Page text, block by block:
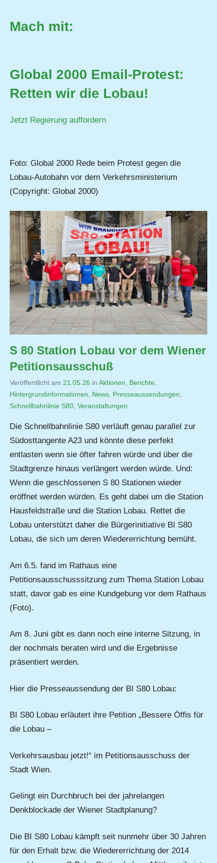
Mach mit:
Global 2000 Email-Protest:
Retten wir die Lobau!
Jetzt Regierung auffordern
Foto: Global 2000 Rede beim Protest gegen die
Lobau-Autobahn vor dem Verkehrsministerium
(Copyright: Global 2000)
S 80 Station Lobau vor dem Wiener
Petitionsausschuß
Veröffentlicht am 21.05.26 von
Jutta
Matysek
in Aktionen, Berichte,
Hintergrundinformationen, News, Presseaussendungen,
Schnellbahnlinie S80, Veranstaltungen
Die Schnellbahnlinie S80 verläuft genau parallel zur
Südosttangente A23 und könnte diese perfekt
entlasten wenn sie öfter fahren würde und über die
Stadtgrenze hinaus verlängert werden würde. Und:
Wenn die geschlossenen S 80 Stationen wieder
eröffnet werden würden. Es geht dabei um die Station
Hausfeldstraße und die Station Lobau. Rettet die
Lobau unterstützt daher die Bürgerinitiative BI S80
Lobau, die sich um deren Wiedererrichtung bemüht.
Am 6.5. fand im Rathaus eine
Petitionsausschusssitzung zum Thema Station Lobau
statt, davor gab es eine Kundgebung vor dem Rathaus
(Foto).
Am 8. Juni gibt es dann noch eine interne Sitzung, in
der nochmals beraten wird und die Ergebnisse
präsentiert werden.
Hier die Presseaussendung der BI S80 Lobau:
BI S80 Lobau erläutert ihre Petition „Bessere Öffis für
die Lobau –
Verkehrsausbau jetzt!“ im Petitionsausschuss der
Stadt Wien.
Gelingt ein Durchbruch bei der jahrelangen
Denkblockade der Wiener Stadtplanung?
Die BI S80 Lobau kämpft seit nunmehr über 30 Jahren
für den Erhalt bzw. die Wiedererrichtung der 2014